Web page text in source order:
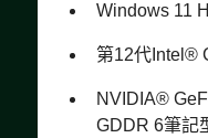
Windows 11
第12代Intel®
NVIDIA®
GDDR 6筆記